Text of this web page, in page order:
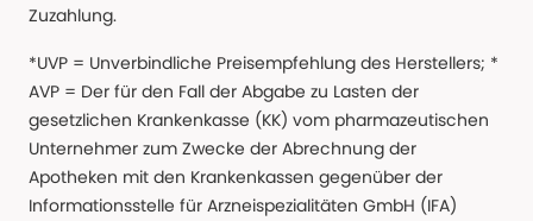
Zuzahlung.
*UVP = Unverbindliche Preisempfehlung des Herstellers; *
AVP = Der für den Fall der Abgabe zu Lasten der
gesetzlichen Krankenkasse (KK) vom pharmazeutischen
Unternehmer zum Zwecke der Abrechnung der
Apotheken mit den Krankenkassen gegenüber der
Informationsstelle für Arzneispezialitäten GmbH (IFA)